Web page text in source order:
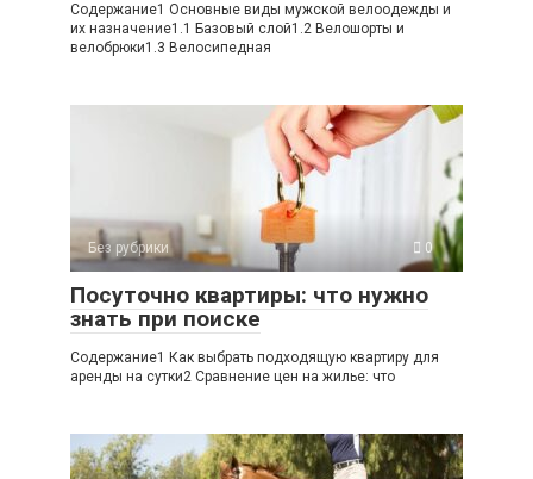
Содержание1 Основные виды мужской велоодежды и
их назначение1.1 Базовый слой1.2 Велошорты и
велобрюки1.3 Велосипедная
Без рубрики 0
Посуточно квартиры: что нужно
знать при поиске
Содержание1 Как выбрать подходящую квартиру для
аренды на сутки2 Сравнение цен на жилье: что